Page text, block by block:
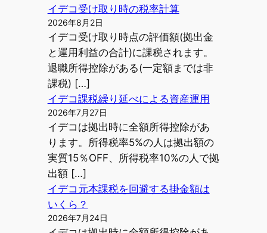
イデコ受け取り時の税率計算
2026年8月2日
イデコ受け取り時点の評価額(拠出金
と運用利益の合計)に課税されます。
退職所得控除がある(一定額までは非
課税) […]
イデコ課税繰り延べによる資産運用
2026年7月27日
イデコは拠出時に全額所得控除があ
ります。所得税率5%の人は拠出額の
実質15％OFF、所得税率10%の人で拠
出額 […]
イデコ元本課税を回避する掛金額は
いくら？
2026年7月24日